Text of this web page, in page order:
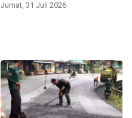
Jumat, 31 Juli 2026